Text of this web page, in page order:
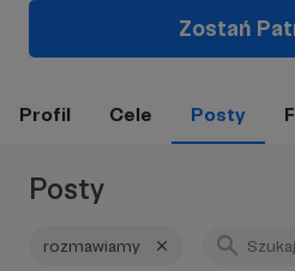
Zostań
Profil Cele Posty
Posty
rozmawiamy